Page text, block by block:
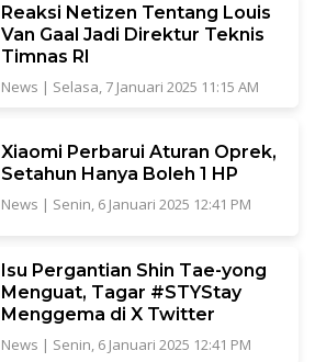
Reaksi Netizen Tentang Louis
Van Gaal Jadi Direktur Teknis
Timnas RI
News | Selasa, 7 Januari 2025 11:15 AM
Xiaomi Perbarui Aturan Oprek,
Setahun Hanya Boleh 1 HP
News | Senin, 6 Januari 2025 12:41 PM
Isu Pergantian Shin Tae-yong
Menguat, Tagar #STYStay
Menggema di X Twitter
News | Senin, 6 Januari 2025 12:41 PM